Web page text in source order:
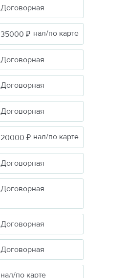
Договорная
35000 ₽ нал/по карте
Договорная
Договорная
Договорная
20000 ₽ нал/по карте
Договорная
Договорная
Договорная
Договорная
нал/по карте